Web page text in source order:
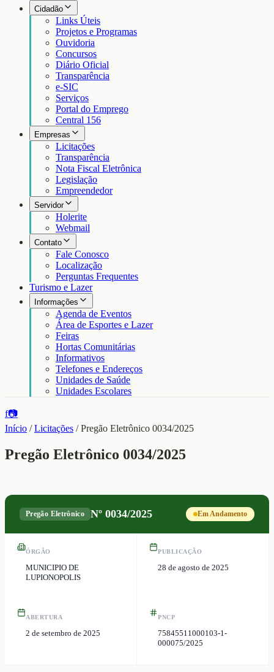
Cidadão
Links Úteis
Projetos e Programas
Ouvidoria
Concursos
Diário Oficial
Transparência
e-SIC
Serviços
Portal do Emprego
Central 156
Empresas
Licitações
Transparência
Nota Fiscal Eletrônica
Legislação
Empreendedor
Servidor
Holerite
Webmail
Contato
Fale Conosco
Localização
Perguntas Frequentes
Turismo e Lazer
Informações
Agenda de Eventos
Área de Esportes e Lazer
Feiras
Hortas Comunitárias
Informativos
Telefones e Endereços
Unidades de Saúde
Unidades Escolares
f📷
Início /Licitações /Pregão Eletrônico 0034/2025
Pregão Eletrônico 0034/2025
Pregão Eletrônico Nº0034/2025 Em Andamento
ÓRGÃO
MUNICIPIO DE
LUPIONOPOLIS
PUBLICAÇÃO
28 de agosto de 2025
ABERTURA
2 de setembro de 2025
PNCP
75845511000103-1-
000075/2025